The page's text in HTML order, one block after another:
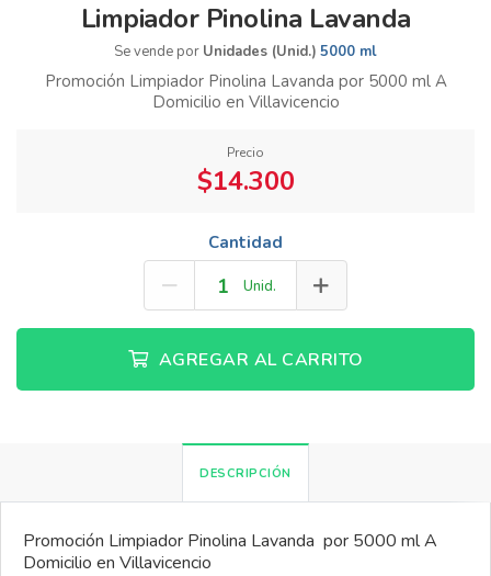
Limpiador Pinolina Lavanda
Se vende por Unidades (Unid.) 5000 ml
Promoción Limpiador Pinolina Lavanda por 5000 ml A
Domicilio en Villavicencio
Precio
$14.300
Cantidad
Unid.
AGREGAR AL CARRITO
DESCRIPCIÓN
Promoción Limpiador Pinolina Lavanda por 5000 ml A
Domicilio en Villavicencio